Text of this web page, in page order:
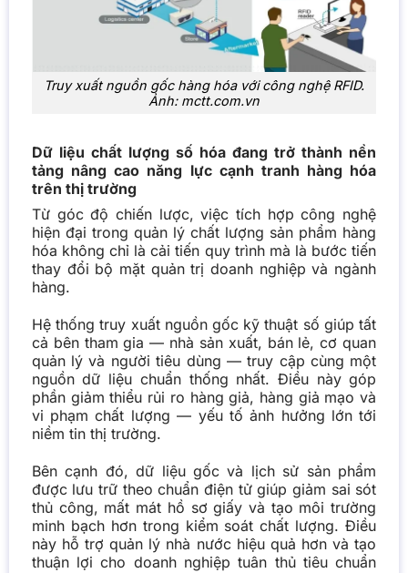
Truy xuất nguồn gốc hàng hóa với công nghệ RFID.
Ảnh: mctt.com.vn
Dữ liệu chất lượng số hóa đang trở thành nền
tảng nâng cao năng lực cạnh tranh hàng hóa
trên thị trường
Từ góc độ chiến lược, việc tích hợp công nghệ
hiện đại trong quản lý chất lượng sản phẩm hàng
hóa không chỉ là cải tiến quy trình mà là bước tiến
thay đổi bộ mặt quản trị doanh nghiệp và ngành
hàng.
Hệ thống truy xuất nguồn gốc kỹ thuật số giúp tất
cả bên tham gia — nhà sản xuất, bán lẻ, cơ quan
quản lý và người tiêu dùng — truy cập cùng một
nguồn dữ liệu chuẩn thống nhất. Điều này góp
phần giảm thiểu rủi ro hàng giả, hàng giả mạo và
vi phạm chất lượng — yếu tố ảnh hưởng lớn tới
niềm tin thị trường.
Bên cạnh đó, dữ liệu gốc và lịch sử sản phẩm
được lưu trữ theo chuẩn điện tử giúp giảm sai sót
thủ công, mất mát hồ sơ giấy và tạo môi trường
minh bạch hơn trong kiểm soát chất lượng. Điều
này hỗ trợ quản lý nhà nước hiệu quả hơn và tạo
thuận lợi cho doanh nghiệp tuân thủ tiêu chuẩn